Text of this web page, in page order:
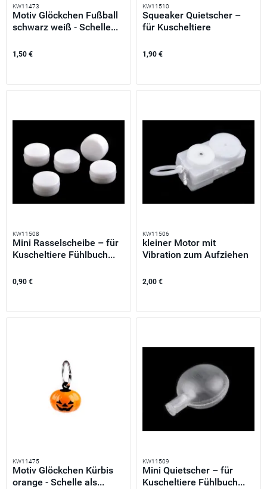
KW11473
Motiv Glöckchen Fußball
schwarz weiß - Schelle...
1,50 €
KW11510
Squeaker Quietscher –
für Kuscheltiere
1,90 €
KW11508
Mini Rasselscheibe – für
Kuscheltiere Fühlbuch...
0,90 €
KW11506
kleiner Motor mit
Vibration zum Aufziehen
2,00 €
KW11475
Motiv Glöckchen Kürbis
orange - Schelle als...
KW11509
Mini Quietscher – für
Kuscheltiere Fühlbuch...